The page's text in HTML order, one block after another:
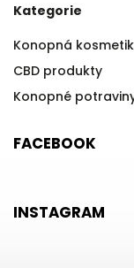
Kategorie
Konopná
CBD produkty
Konopné
FACEBOOK
INSTAGRAM